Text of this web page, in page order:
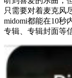
只需要对着麦克风
midomi都能在10秒
专辑、专辑封面等